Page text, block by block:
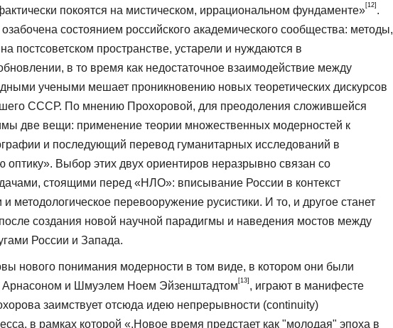
покоятся на мистиче­ском, иррациональном фундаменте»[12] .
состоя­нием российского академического сообщества: методы,
постсоветском пространстве, устарели и нуждаются в
в то время как недостаточное взаимодействие между
учеными мешает проникновению новых теоретических дискурсов
СССР. По мнению Прохоровой, для пре­одоления сложившейся
две вещи: применение теории множественных модерностей к
и последующий перевод гуманитарных исследований в
оптику». Выбор этих двух ориентиров неразрывно связан со
стоя­щими перед «НЛО»: вписывание России в контекст
и методологическое перевооружение русистики. И то, и другое станет
создания новой научной парадигмы и наведения мостов между
России и Запада.
нового понимания модерности в том виде, в ко­тором они были
и Шмуэлем Ноем Эйзенштадтом [13] , играют в манифесте
заимствует от­сюда идею непрерывности (continuity)
в рамках которой «.Новое время предстает как "молодая" эпоха в